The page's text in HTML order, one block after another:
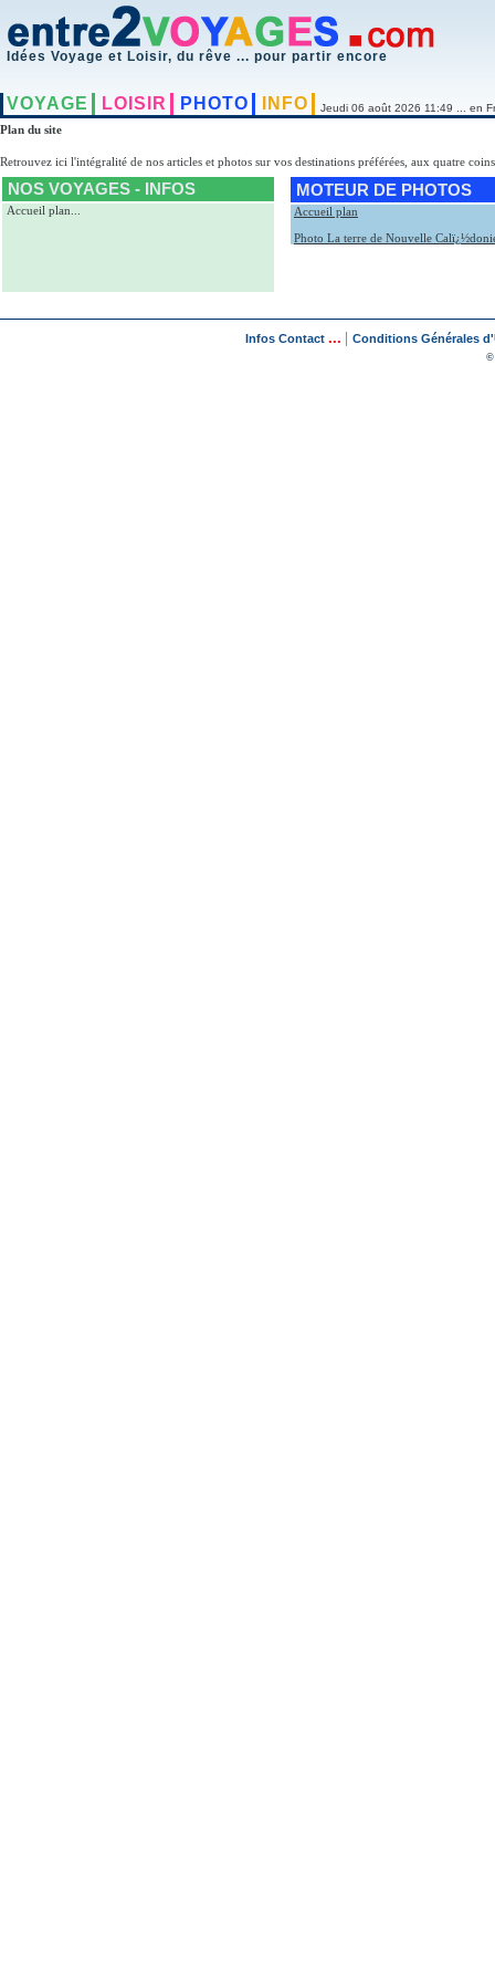
Idées Voyage et Loisir, du rêve ... pour partir encore
VOYAGE LOISIR PHOTO INFO Jeudi 06 août 2026 11:49 ... en
Plan du site
Retrouvez ici l'intégralité de nos articles et photos sur vos destinations préférées, aux quatre
NOS VOYAGES - INFOS
Accueil plan
MOTEUR DE PHOTOS
Accueil plan
Photo La terre de Nouvelle
Infos Contact ... Conditions Générales
©